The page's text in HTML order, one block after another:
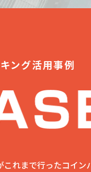
ング活用事例
れまで行ったコイン